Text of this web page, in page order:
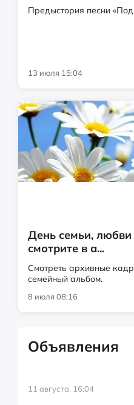
Предыстория песни
13 июля 15:04
День семьи,
смотрите в а...
Смотреть архивные
семейный альбом.
8 июля 08:16
Объявления
11 августа, 16:04